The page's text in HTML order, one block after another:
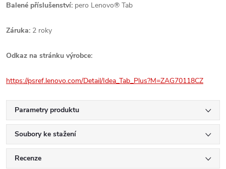
Balené příslušenství: pero Lenovo® Tab
Záruka: 2 roky
Odkaz na stránku výrobce:
https://psref.lenovo.com/Detail/Idea_Tab_Plus?M=ZAG70118CZ
Parametry produktu
Soubory ke stažení
Recenze